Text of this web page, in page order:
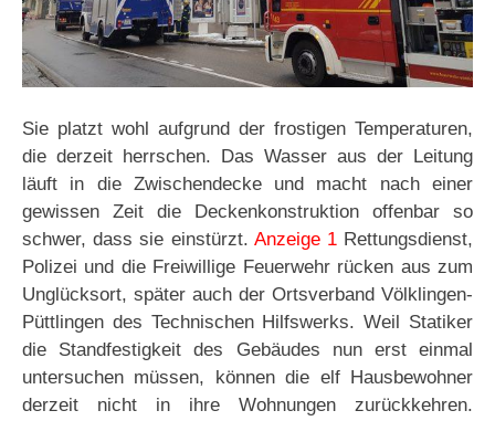
Sie platzt wohl aufgrund der frostigen Temperaturen,
die derzeit herrschen. Das Wasser aus der Leitung
läuft in die Zwischendecke und macht nach einer
gewissen Zeit die Deckenkonstruktion offenbar so
schwer, dass sie einstürzt. Anzeige 1Rettungsdienst,
Polizei und die Freiwillige Feuerwehr rücken aus zum
Unglücksort, später auch der Ortsverband Völklingen-
Püttlingen des Technischen Hilfswerks. Weil Statiker
die Standfestigkeit des Gebäudes nun erst einmal
untersuchen müssen, können die elf Hausbewohner
derzeit nicht in ihre Wohnungen zurückkehren.